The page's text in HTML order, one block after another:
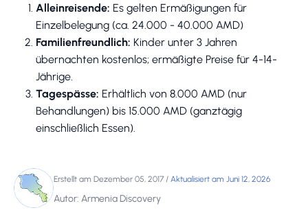
Alleinreisende: Es gelten Ermäßigungen für
Einzelbelegung (ca. 24.000 - 40.000 AMD)
Familienfreundlich: Kinder unter 3 Jahren
übernachten kostenlos; ermäßigte Preise für 4-14-
Jährige.
Tagespässe: Erhältlich von 8.000 AMD (nur
Behandlungen) bis 15.000 AMD (ganztägig
einschließlich Essen).
Erstellt am Dezember 05, 2017 / Aktualisiert am Juni 12, 2026
Autor: Armenia Discovery